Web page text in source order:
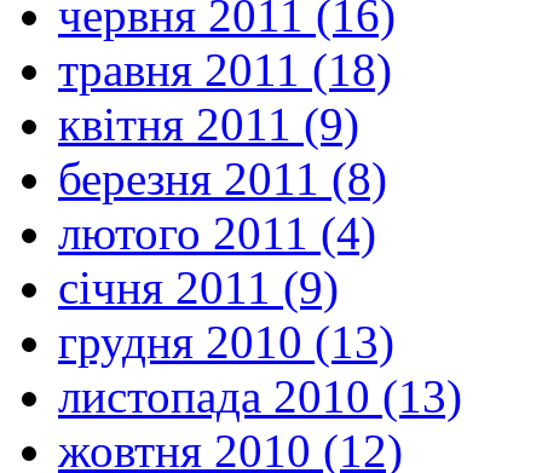
червня 2011 (16)
травня 2011 (18)
квітня 2011 (9)
березня 2011 (8)
лютого 2011 (4)
січня 2011 (9)
грудня 2010 (13)
листопада 2010 (13)
жовтня 2010 (12)